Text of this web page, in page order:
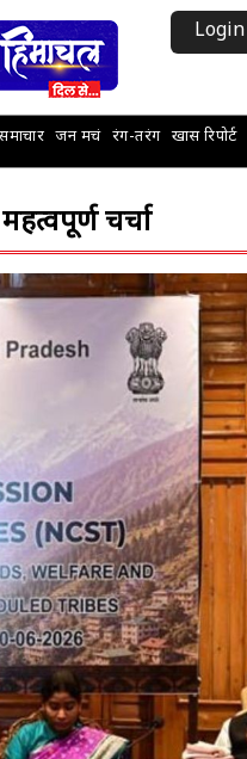
Login
जन मचं रंग-तरंग खास रिपोर्ट
चर्चा